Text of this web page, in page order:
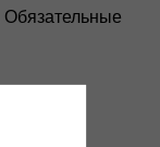
Обязательные